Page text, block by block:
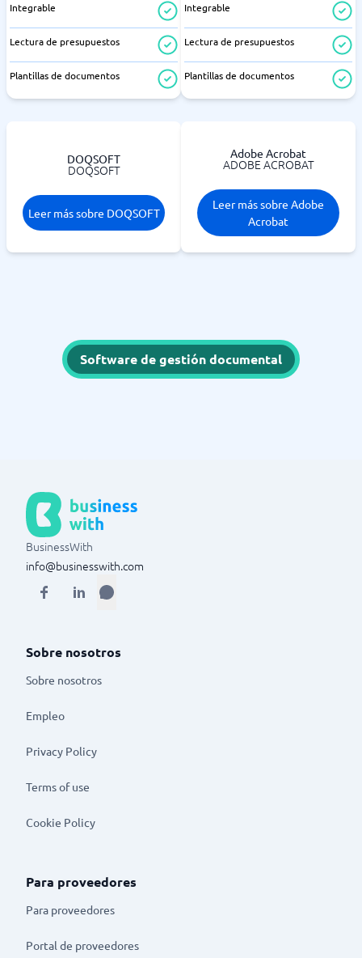
Integrable
Lectura de presupuestos
Plantillas de documentos
Integrable
Lectura de presupuestos
Plantillas de documentos
DOQSOFT
DOQSOFT
Leer más sobre DOQSOFT
Adobe Acrobat
ADOBE ACROBAT
Leer más sobre Adobe
Acrobat
Software de gestión documental
BusinessWith
info@businesswith.com
Sobre nosotros
Sobre nosotros
Empleo
Privacy Policy
Terms of use
Cookie Policy
Para proveedores
Para proveedores
Portal de proveedores